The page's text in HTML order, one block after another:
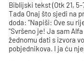
Biblijski tekst (Otk 21, 5-
Tada Onaj što sjedi na
doda: "Napiši: Ove su
"Svršeno je! Ja sam
žednomu dati s izvora
pobjednikova. I ja ću